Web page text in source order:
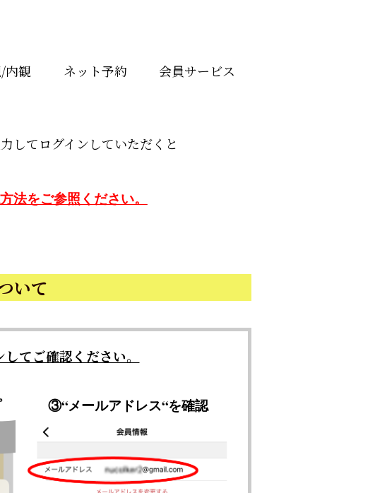
内観 ネット予約 会員サービス
してログインしていただくと
法をご参照ください。
いて
てご確認ください。
③“メールアドレス“を確認